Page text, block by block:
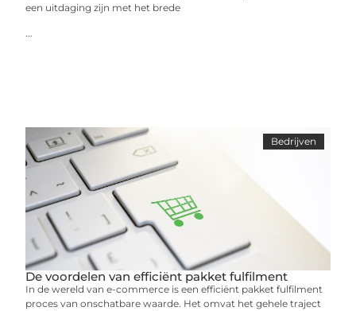
een uitdaging zijn met het brede
...
Bedrijven
De voordelen van efficiënt pakket fulfilment
In de wereld van e-commerce is een efficiënt pakket fulfilment
proces van onschatbare waarde. Het omvat het gehele traject